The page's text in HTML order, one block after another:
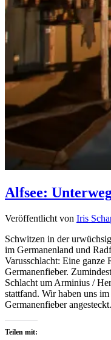
Alfsee:
Veröffentlicht von Iris
Schwitzen in der
im Germanenland und
Varusschlacht: Eine ganze
Germanenfieber.
Schlacht um Arminius /
stattfand. Wir haben uns
Germanenfieber
Teilen mit: